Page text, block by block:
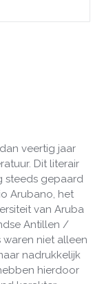
veertig jaar
Dit literair
steeds gepaard
Arubano, het
van Aruba
Antillen /
waren niet alleen
nadrukkelijk
hierdoor